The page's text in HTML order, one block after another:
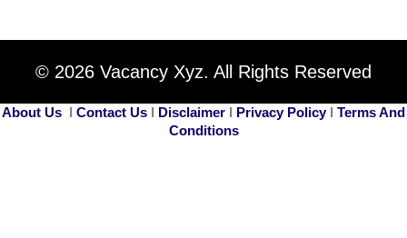
© 2026 Vacancy Xyz. All Rights Reserved
About Us I Contact Us I Disclaimer I Privacy PolicyI Terms And
Conditions